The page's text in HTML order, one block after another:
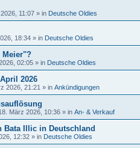
11:07 » in Deutsche Oldies
18:34 » in Deutsche Oldies
Meier"?
02:05 » in Deutsche Oldies
2026
2026, 21:21 » in Ankündigungen
März 2026, 10:36 » in An- & Verkauf
Bata Illic in Deutschland
12:32 » in Deutsche Oldies